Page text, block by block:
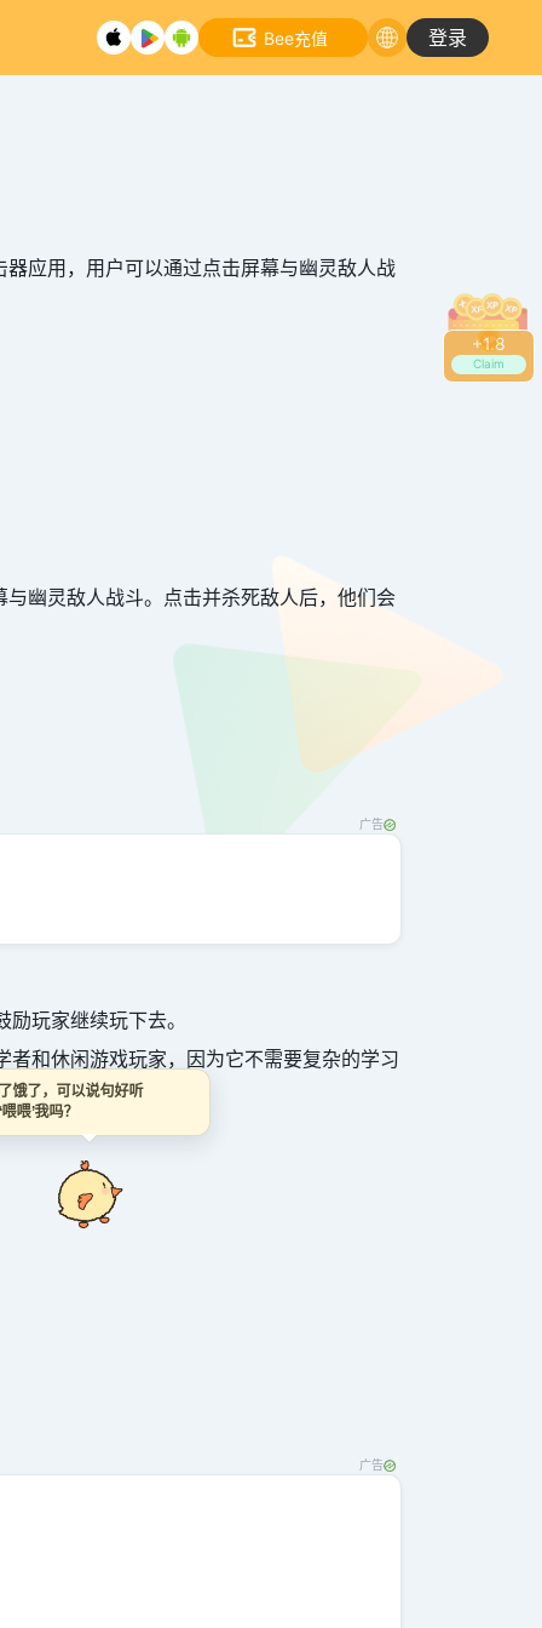
+2.0
Claim
Bee充值 登录
应用，用户可以通过点击屏幕与幽灵敌人战
幽灵敌人战斗。点击并杀死敌人后，他们会
广告
玩家继续玩下去。
和休闲游戏玩家，因为它不需要复杂的学习
广告
了饿了，可以说句好听
‘喂喂’我吗？